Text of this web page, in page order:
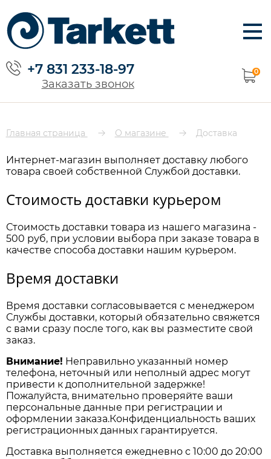
+7 831 233-18-97
Заказать звонок
0
Главная страница О магазине Доставка
Интернет-магазин выполняет доставку любого
товара своей собственной Службой доставки.
Стоимость доставки курьером
Стоимость доставки товара из нашего магазина -
500 руб, при условии выбора при заказе товара в
качестве способа доставки нашим курьером.
Время доставки
Время доставки согласовывается с менеджером
Службы доставки, который обязательно свяжется
с вами сразу после того, как вы разместите свой
заказ.
Внимание! Неправильно указанный номер
телефона, неточный или неполный адрес могут
привести к дополнительной задержке!
Пожалуйста, внимательно проверяйте ваши
персональные данные при регистрации и
оформлении заказа.Конфиденциальность ваших
регистрационных данных гарантируется.
Доставка выполняется ежедневно с 10:00 до 20:00